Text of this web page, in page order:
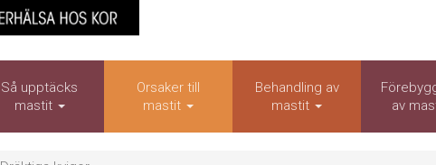
Så upptäcks
mastit
Orsaker till
mastit
Behandling av
mastit
av